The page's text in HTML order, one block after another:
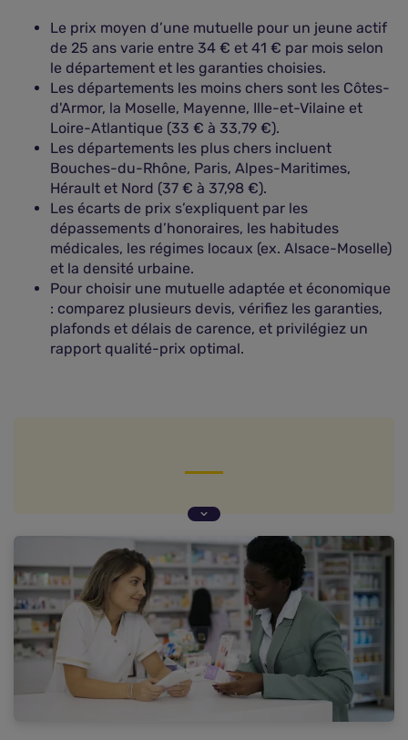
Le prix moyen d’une mutuelle pour un jeune actif
de 25 ans varie entre 34 € et 41 € par mois selon
le département et les garanties choisies.
Les départements les moins chers sont les Côtes-
d'Armor, la Moselle, Mayenne, Ille-et-Vilaine et
Loire-Atlantique (33 € à 33,79 €).
Les départements les plus chers incluent
Bouches-du-Rhône, Paris, Alpes-Maritimes,
Hérault et Nord (37 € à 37,98 €).
Les écarts de prix s’expliquent par les
dépassements d’honoraires, les habitudes
médicales, les régimes locaux (ex. Alsace-Moselle)
et la densité urbaine.
Pour choisir une mutuelle adaptée et économique
: comparez plusieurs devis, vérifiez les garanties,
plafonds et délais de carence, et privilégiez un
rapport qualité-prix optimal.
Classement des tarifs de mutuelle jeune salarié
par département
Pourquoi le prix de la mutuelle jeune varie selon
les départements ?
Comment bien choisir sa mutuelle santé jeune
actif ?
Comment trouver une mutuelle jeune pas chère
FAQ sur le tarif moyen pour un jeune salarié de